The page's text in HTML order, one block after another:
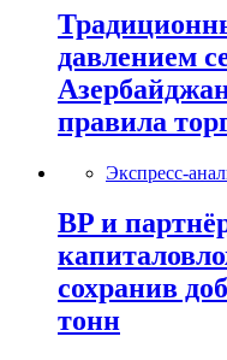
давлением
правила
Экспресс-
BP и
сохранив
тонн